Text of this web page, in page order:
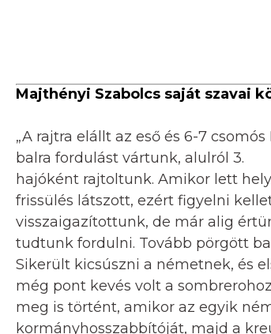
Majthényi Szabolcs saját szavai
„A rajtra elállt az eső és 6-7
balra fordulást vártunk, alulról 3.
hajóként rajtoltunk. Amikor lett
frissülés látszott, ezért figyelni
visszaigazítottunk, de már alig
tudtunk fordulni. Tovább pörgött
Sikerült kicsúszni a németnek, és
még pont kevés volt a
meg is történt, amikor az egyik
kormányhosszabbítóját, majd a